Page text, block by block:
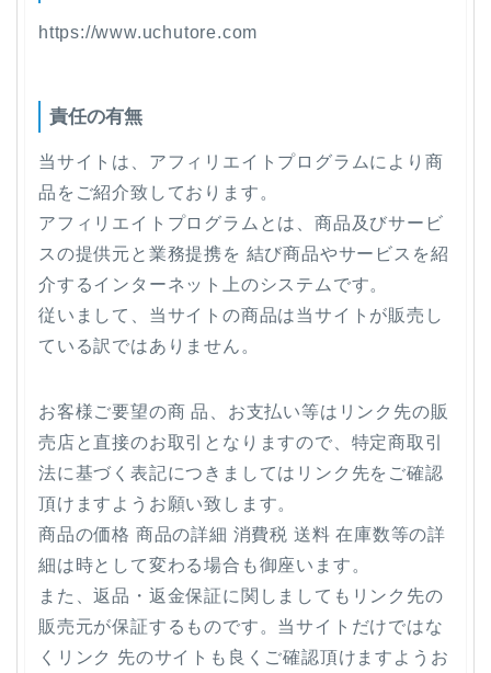
https://www.uchutore.com
責任の有無
当サイトは、アフィリエイトプログラムにより商
品をご紹介致しております。
アフィリエイトプログラムとは、商品及びサービ
スの提供元と業務提携を 結び商品やサービスを紹
介するインターネット上のシステムです。
従いまして、当サイトの商品は当サイトが販売し
ている訳ではありません。
お客様ご要望の商 品、お支払い等はリンク先の販
売店と直接のお取引となりますので、特定商取引
法に基づく表記につきましてはリンク先をご確認
頂けますようお願い致します。
商品の価格 商品の詳細 消費税 送料 在庫数等の詳
細は時として変わる場合も御座います。
また、返品・返金保証に関しましてもリンク先の
販売元が保証するものです。当サイトだけではな
くリンク 先のサイトも良くご確認頂けますようお